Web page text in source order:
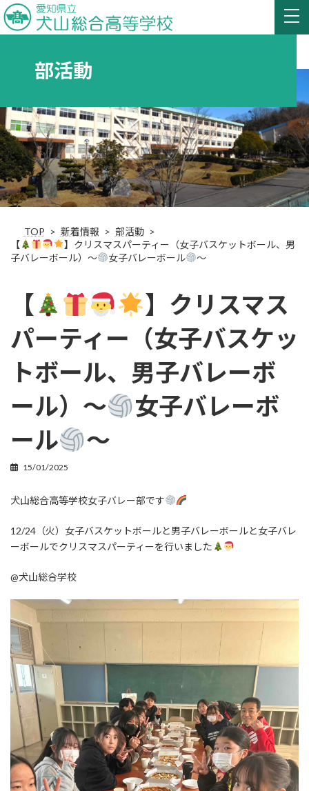
部活動
TOP 新着情報
部活動
【
】クリスマスパーティー（女子バスケットボール、男
子バレーボール）〜
女子バレーボール 〜
【
】クリスマス
パーティー（女子バスケッ
トボール、男子バレーボ
ール）〜
女子バレーボ
ール
〜
15/01/2025
犬山総合高等学校女子バレー部です
12/24（火）女子バスケットボールと男子バレーボールと女子バレ
ーボールでクリスマスパーティーを行いました
@犬山総合学校